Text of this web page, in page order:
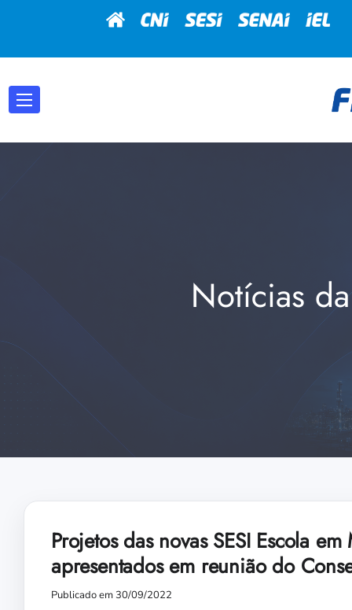
Notícias
Projetos das novas SESI Escola
apresentados em reunião do
Publicado em 30/09/2022